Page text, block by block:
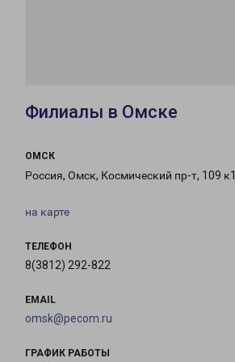
Филиалы в Омске
ОМСК
Россия, Омск, Космический пр-т, 109 к1
на карте
ТЕЛЕФОН
8(3812) 292-822
EMAIL
omsk@pecom.ru
ГРАФИК РАБОТЫ